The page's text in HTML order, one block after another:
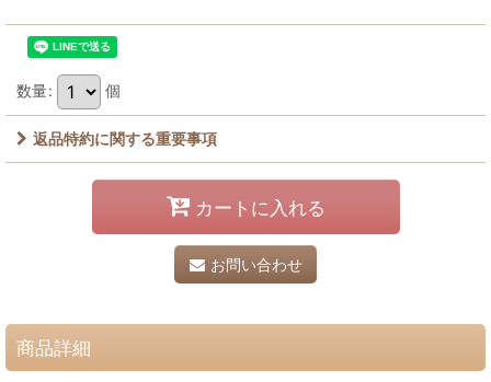
数量: 個
返品特約に関する重要事項
カートに入れる
お問い合わせ
商品詳細